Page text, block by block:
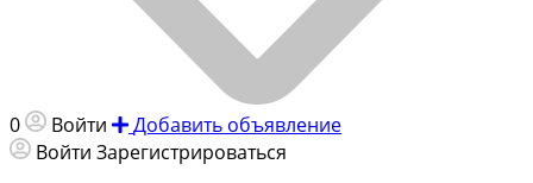
0 Войти
Добавить объявление
Войти Зарегистрироваться